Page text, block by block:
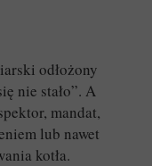
odłożony
nie stało”. A
mandat,
lub nawet
kotła.